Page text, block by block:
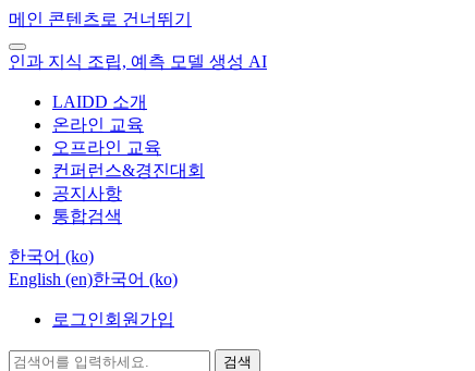
메인 콘텐츠로 건너뛰기
인과 지식 조립, 예측 모델 생성 AI
LAIDD 소개
온라인 교육
오프라인 교육
컨퍼런스&경진대회
공지사항
통합검색
한국어 ‎(ko)‎
English ‎(en)‎한국어 ‎(ko)‎
로그인회원가입
검색